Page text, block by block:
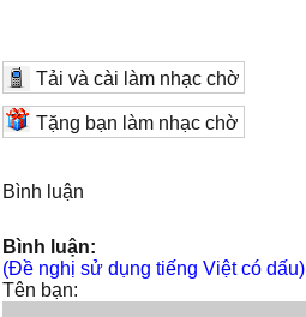
Tải và cài làm nhạc chờ
Tặng bạn làm nhạc chờ
Bình luận
Bình luận:
(Đề nghị sử dụng tiếng Việt có dấu)
Tên bạn: